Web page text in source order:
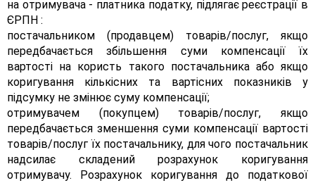
на отримувача - платника податку, підлягає реєстрації в
ЄРПН :
постачальником (продавцем) товарів/послуг, якщо
передбачається збільшення суми компенсації їх
вартості на користь такого постачальника або якщо
коригування кількісних та вартісних показників у
підсумку не змінює суму компенсації;
отримувачем (покупцем) товарів/послуг, якщо
передбачається зменшення суми компенсації вартості
товарів/послуг їх постачальнику, для чого постачальник
надсилає складений розрахунок коригування
отримувачу. Розрахунок коригування до податкової